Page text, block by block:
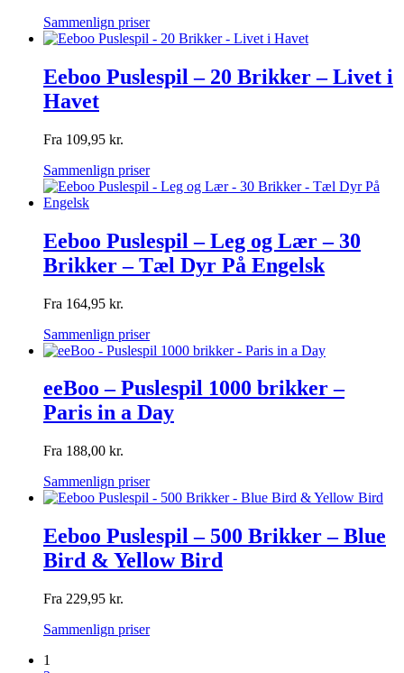
Sammenlign priser
Eeboo Puslespil – 20 Brikker – Livet i
Havet
Fra 109,95 kr.
Sammenlign priser
Eeboo Puslespil – Leg og Lær – 30
Brikker – Tæl Dyr På Engelsk
Fra 164,95 kr.
Sammenlign priser
eeBoo – Puslespil 1000 brikker –
Paris in a Day
Fra 188,00 kr.
Sammenlign priser
Eeboo Puslespil – 500 Brikker – Blue
Bird & Yellow Bird
Fra 229,95 kr.
Sammenlign priser
1